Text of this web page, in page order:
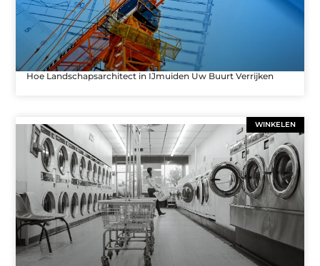
Hoe Landschapsarchitect in IJmuiden Uw Buurt Verrijken
WINKELEN